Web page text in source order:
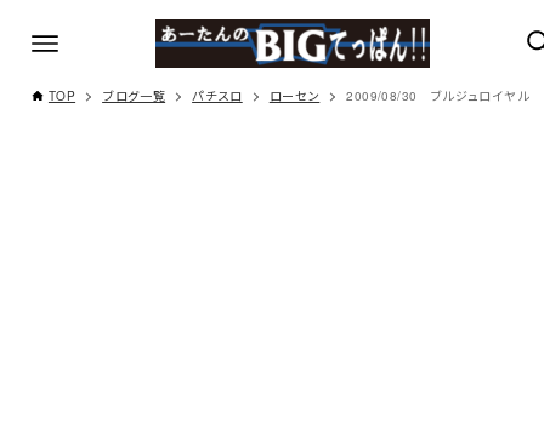
TOP ブログ一覧 パチスロ ローセン 2009/08/30 ブルジュロイヤル